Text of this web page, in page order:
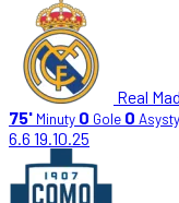
Real
75' Minuty 0 Gole 0 Asysty
6.6 19.10.25